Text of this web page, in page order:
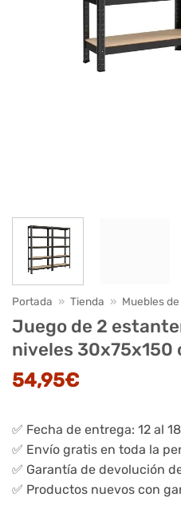
Portada » Tienda » Muebles
Juego de 2
niveles 30x75x150
54,95€
✅ Fecha de entrega: 12 al
✅ Envío gratis en toda la
✅ Garantía de devolución
✅ Productos nuevos con